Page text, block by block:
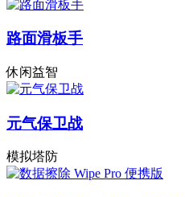
路面滑板手
休闲益智
元气保卫战
模拟塔防